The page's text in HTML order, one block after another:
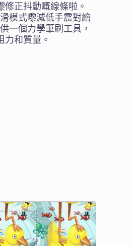
正抖動嘅線條啦。
模式嚟減低手震對繪
一個力學筆刷工具，
力和質量。